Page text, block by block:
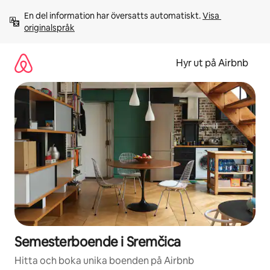
innehåll
En del information har översatts automatiskt. Visa
originalspråk
Hyr ut på Airbnb
Semesterboende i Sremčica
Hitta och boka unika boenden på Airbnb